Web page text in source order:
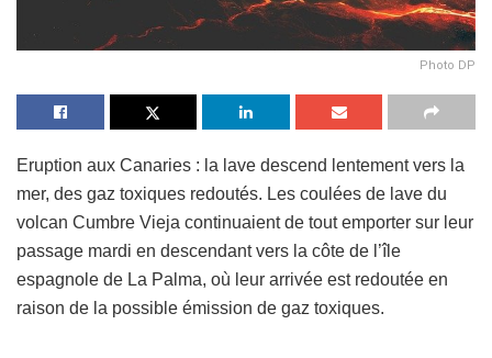
Photo DP
Eruption aux Canaries : la lave descend lentement vers la
mer, des gaz toxiques redoutés. Les coulées de lave du
volcan Cumbre Vieja continuaient de tout emporter sur leur
passage mardi en descendant vers la côte de l’île
espagnole de La Palma, où leur arrivée est redoutée en
raison de la possible émission de gaz toxiques.